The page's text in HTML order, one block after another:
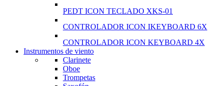
PEDT ICON TECLADO XKS-01
CONTROLADOR ICON IKEYBOARD 6X
CONTROLADOR ICON KEYBOARD 4X
View more
Instrumentos de viento
Clarinete
Oboe
Trompetas